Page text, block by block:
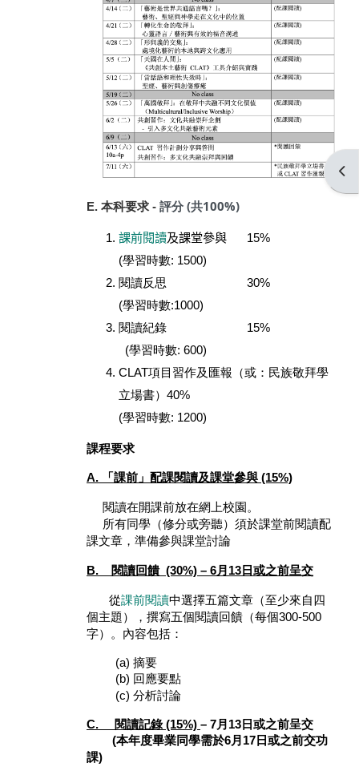
E. 本科要求 - 評分 (共100%)
課前閱讀及課堂參與
15%
(學習時數: 1500)
閱讀反思
30%
(學習時數:1000)
閱讀紀錄
15%
(學習時數: 600)
CLAT項目習作及匯報 （或：民族敬拜學
立場書）40%
(學習時數: 1200)
課程要求
A. 「課前」配課閱讀及課堂參與 (15%)
閱讀在開課前放在網上校園。
所有同學（修分或旁聽）須於課堂前閱讀配
課文章，準備參與課堂討論
B. 閱讀回饋 (30%) – 6月13日或之前呈交
從課前閱讀中選擇五篇文章（至少來自四
個主題），撰寫五個閱讀回饋（每個300-500
字）。內容包括：
(a) 摘要
(b) 回應要點
(c) 分析討論
C. 閱讀記錄 (15%) – 7月13日或之前呈交
(本年度畢業同學需於6月17日或之前交功
課)